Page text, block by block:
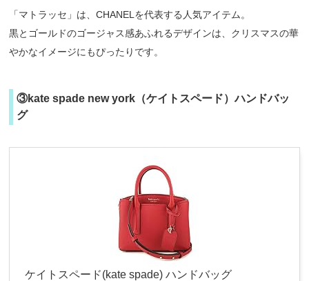
「マトラッセ」は、CHANELを代表する人気アイテム。
黒とゴールドのゴージャス感あふれるデザインは、クリスマスの華
やかなイメージにもぴったりです。
③kate spade new york（ケイトスペード）ハンドバッ
グ
ケイトスペード(kate spade) ハンドバッグ